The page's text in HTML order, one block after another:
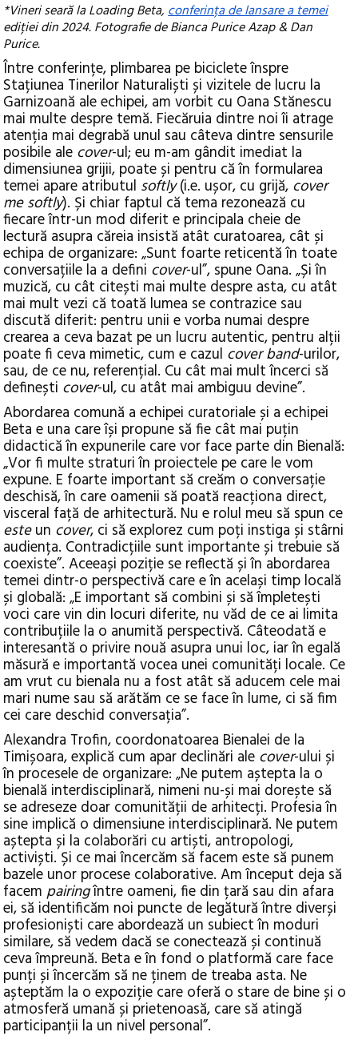
*Vineri seară la Loading Beta,conferința de lansare a temei
ediției din 2024. Fotografie de Bianca Purice Azap & Dan
Purice.
Între conferințe, plimbarea pe biciclete înspre
Stațiunea Tinerilor Naturaliști și vizitele de lucru la
Garnizoană ale echipei, am vorbit cu Oana Stănescu
mai multe despre temă. Fiecăruia dintre noi îi atrage
atenția mai degrabă unul sau câteva dintre sensurile
posibile ale cover-ul; eu m-am gândit imediat la
dimensiunea grijii, poate și pentru că în formularea
temei apare atributul softly(i.e. ușor, cu grijă, cover
me softly). Și chiar faptul că tema rezonează cu
fiecare într-un mod diferit e principala cheie de
lectură asupra căreia insistă atât curatoarea, cât și
echipa de organizare: „Sunt foarte reticentă în toate
conversațiile la a defini cover-ul”, spune Oana. „Și în
muzică, cu cât citești mai multe despre asta, cu atât
mai mult vezi că toată lumea se contrazice sau
discută diferit: pentru unii e vorba numai despre
crearea a ceva bazat pe un lucru autentic, pentru alții
poate fi ceva mimetic, cum e cazul cover band-urilor,
sau, de ce nu, referențial. Cu cât mai mult încerci să
definești cover-ul, cu atât mai ambiguu devine”.
Abordarea comună a echipei curatoriale și a echipei
Beta e una care își propune să fie cât mai puțin
didactică în expunerile care vor face parte din Bienală:
„Vor fi multe straturi în proiectele pe care le vom
expune. E foarte important să creăm o conversație
deschisă, în care oamenii să poată reacționa direct,
visceral față de arhitectură. Nu e rolul meu să spun ce
esteun cover, ci să explorez cum poți instiga și stârni
audiența. Contradicțiile sunt importante și trebuie să
coexiste”. Aceeași poziție se reflectă și în abordarea
temei dintr-o perspectivă care e în același timp locală
și globală: „E important să combini și să împletești
voci care vin din locuri diferite, nu văd de ce ai limita
contribuțiile la o anumită perspectivă. Câteodată e
interesantă o privire nouă asupra unui loc, iar în egală
măsură e importantă vocea unei comunități locale. Ce
am vrut cu bienala nu a fost atât să aducem cele mai
mari nume sau să arătăm ce se face în lume, ci să fim
cei care deschid conversația”.
Alexandra Trofin, coordonatoarea Bienalei de la
Timișoara, explică cum apar declinări ale cover-ului și
în procesele de organizare: „Ne putem aștepta la o
bienală interdisciplinară, nimeni nu-și mai dorește să
se adreseze doar comunității de arhitecți. Profesia în
sine implică o dimensiune interdisciplinară. Ne putem
aștepta și la colaborări cu artiști, antropologi,
activiști. Și ce mai încercăm să facem este să punem
bazele unor procese colaborative. Am început deja să
facempairingîntre oameni, fie din țară sau din afara
ei, să identificăm noi puncte de legătură între diverși
profesioniști care abordează un subiect în moduri
similare, să vedem dacă se conectează și continuă
ceva împreună. Beta e în fond o platformă care face
punți și încercăm să ne ținem de treaba asta. Ne
așteptăm la o expoziție care oferă o stare de bine și o
atmosferă umană și prietenoasă, care să atingă
participanții la un nivel personal”.